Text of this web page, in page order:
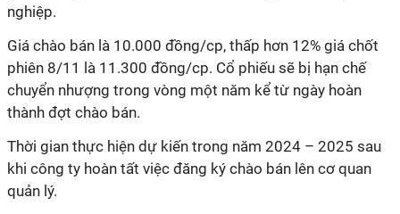
nghiệp.
Giá chào bán là 10.000 đồng/cp, thấp hơn 12% giá chốt
phiên 8/11 là 11.300 đồng/cp. Cổ phiếu sẽ bị hạn chế
chuyển nhượng trong vòng một năm kể từ ngày hoàn
thành đợt chào bán.
Thời gian thực hiện dự kiến trong năm 2024 – 2025 sau
khi công ty hoàn tất việc đăng ký chào bán lên cơ quan
quản lý.